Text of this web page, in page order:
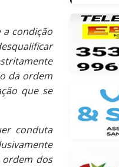
condição
da ordem
que se
conduta
ordem dos